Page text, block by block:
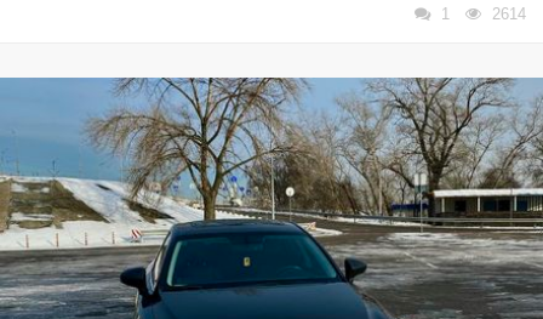
1 2614